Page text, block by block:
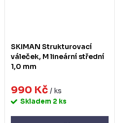
SKIMAN Strukturovací
váleček, M lineární střední
1,0 mm
990 Kč / ks
Skladem 2 ks